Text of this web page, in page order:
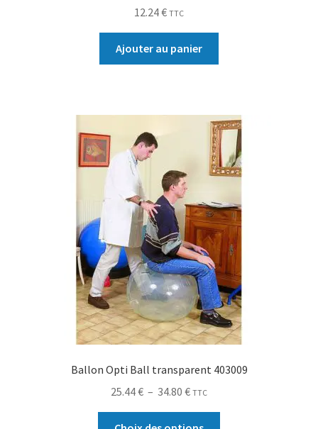
12.24€ TTC
Ajouter au panier
Ballon Opti Ball transparent 403009
25.44€ – 34.80 € TTC